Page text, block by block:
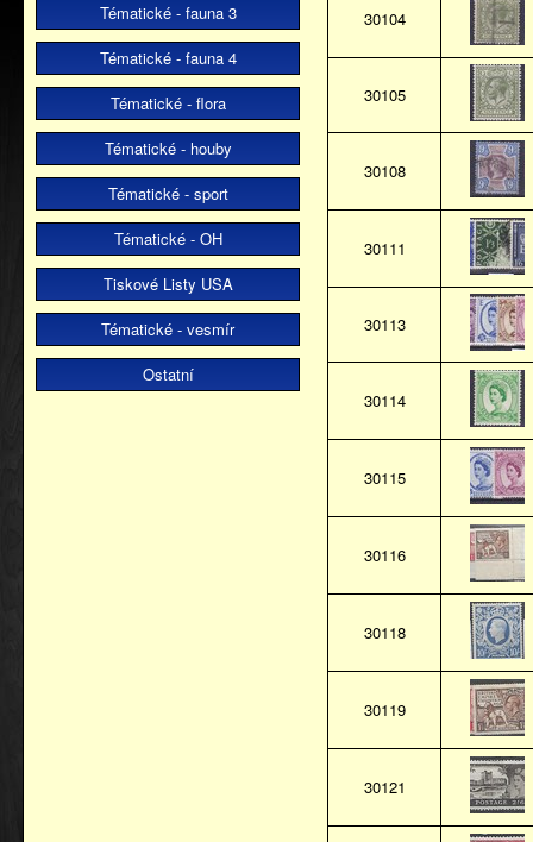
Tématické - fauna 3
Tématické - fauna 4
Tématické - flora
Tématické - houby
Tématické - sport
Tématické - OH
Tiskové Listy USA
Tématické - vesmír
Ostatní
30104
30105
30108
30111
30113
30114
30115
30116
30118
30119
30121